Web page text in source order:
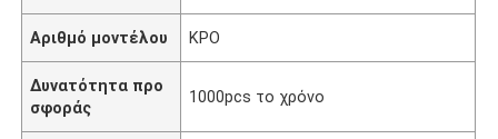
Αριθμό μοντέλου ΚΡΟ
Δυνατότητα προ
σφοράς
1000pcs το χρόνο